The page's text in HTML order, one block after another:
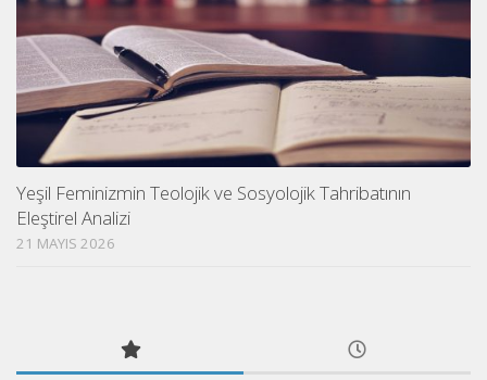
Yeşil Feminizmin Teolojik ve Sosyolojik Tahribatının
Eleştirel Analizi
21 MAYIS 2026